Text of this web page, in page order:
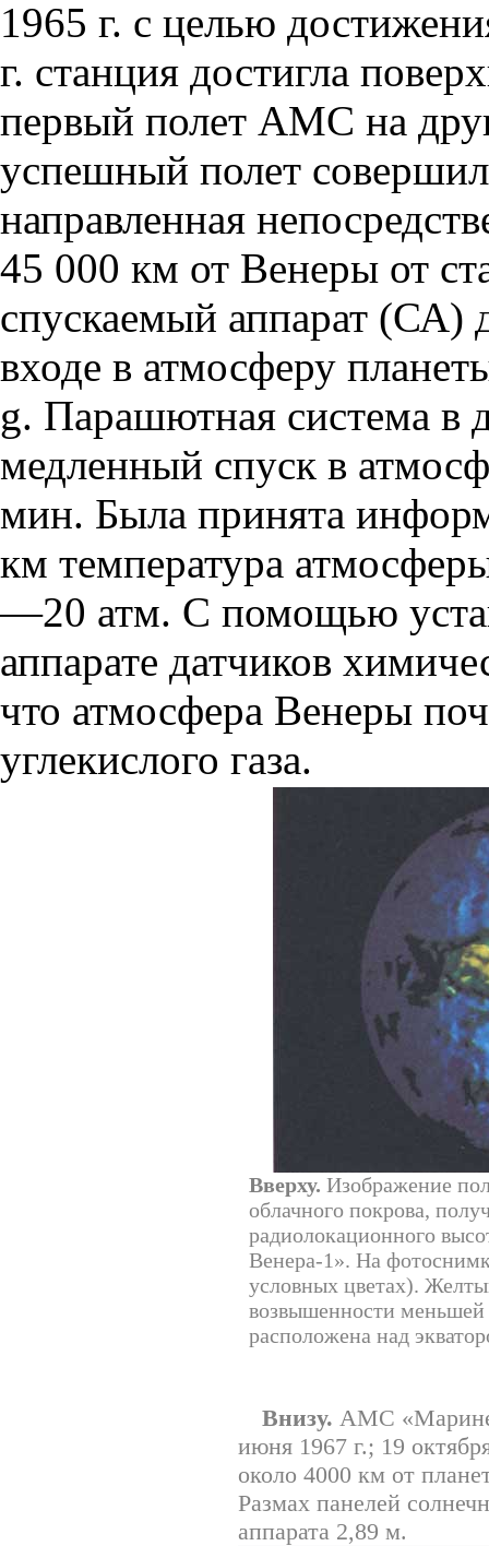
1965 г. с целью
г. станция достигла
первый полет АМС на
успешный полет
направленная
45 000 км от Венеры от
спускаемый аппарат (СА)
входе в атмосферу
g. Парашютная система в
медленный спуск в
мин. Была принята
км температура
—20 атм. С помощью
аппарате датчиков
что атмосфера Венеры
углекислого газа.
Вверху. Изображение
облачного покрова,
радиолокационного
Венера-1». На
условных цветах).
возвышенности
расположена над
Внизу. АМС
июня 1967 г.; 19
около 4000 км от
Размах панелей
аппарата 2,89 м.